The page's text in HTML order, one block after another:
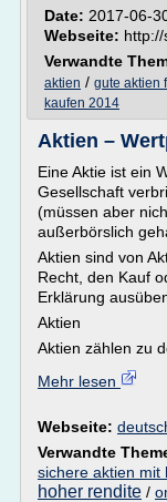
Date: 2017-06-
Webseite:
Verwandte
aktien / gute aktien
kaufen 2014
Aktien –
Eine Aktie ist ein
Gesellschaft
(müssen aber
außerbörslich
Aktien sind von
Recht, den Kauf
Erklärung
Aktien
Aktien zählen zu
Mehr lesen
Webseite:
Verwandte
sichere aktien mit
hoher rendite /